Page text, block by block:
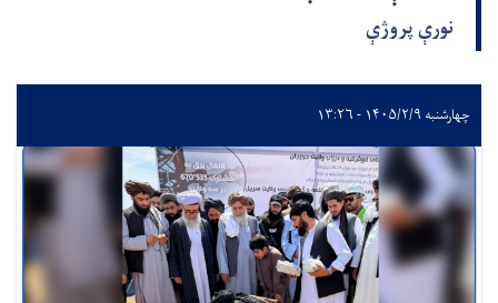
نورې پروژې
چهارشنبه ۱۴۰۵/۲/۹ - ۱۳:۲۶